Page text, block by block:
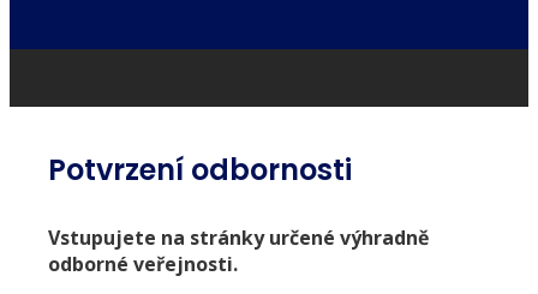
Potvrzení odbornosti
Vstupujete na stránky určené výhradně
odborné veřejnosti.